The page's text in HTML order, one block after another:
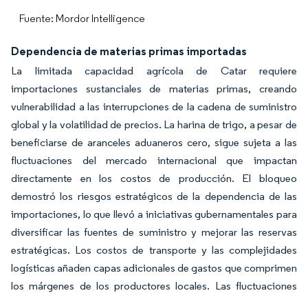
Fuente: Mordor Intelligence
Dependencia de materias primas importadas
La limitada capacidad agrícola de Catar requiere
importaciones sustanciales de materias primas, creando
vulnerabilidad a las interrupciones de la cadena de suministro
global y la volatilidad de precios. La harina de trigo, a pesar de
beneficiarse de aranceles aduaneros cero, sigue sujeta a las
fluctuaciones del mercado internacional que impactan
directamente en los costos de producción. El bloqueo
demostró los riesgos estratégicos de la dependencia de las
importaciones, lo que llevó a iniciativas gubernamentales para
diversificar las fuentes de suministro y mejorar las reservas
estratégicas. Los costos de transporte y las complejidades
logísticas añaden capas adicionales de gastos que comprimen
los márgenes de los productores locales. Las fluctuaciones